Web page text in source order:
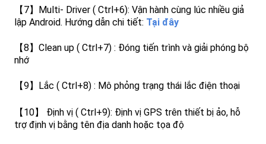
【7】Multi- Driver ( Ctrl+6): Vận hành cùng lúc nhiều giả
lập Android. Hướng dẫn chi tiết: Tại đây
【8】Clean up ( Ctrl+7) : Đóng tiến trình và giải phóng bộ
nhớ
【9】Lắc ( Ctrl+8) : Mô phỏng trạng thái lắc điện thoại
【10】 Định vị ( Ctrl+9): Định vị GPS trên thiết bị ảo, hỗ
trợ định vị bằng tên địa danh hoặc tọa độ